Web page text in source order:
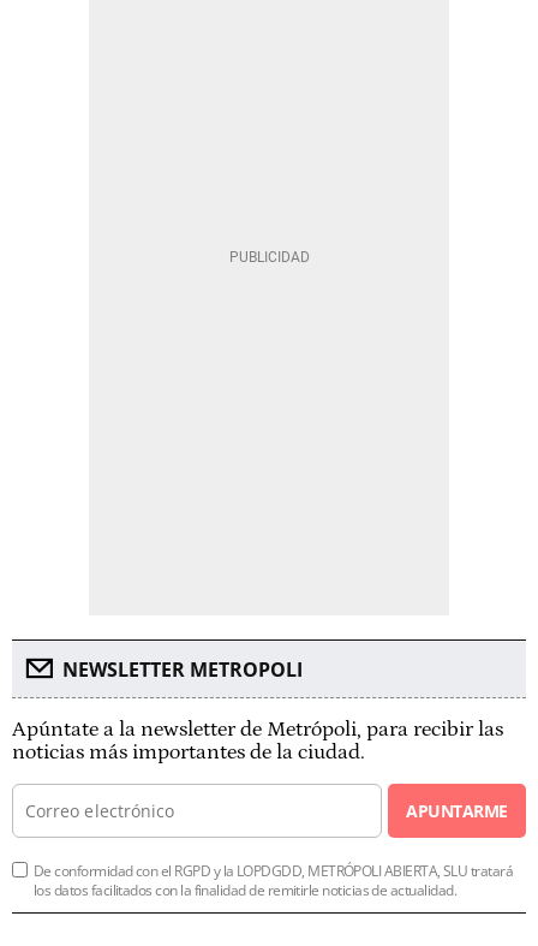
NEWSLETTER METROPOLI
Apúntate a la newsletter de Metrópoli, para recibir las
noticias más importantes de la ciudad.
APUNTARME
De conformidad con el RGPD y la LOPDGDD, METRÓPOLI ABIERTA, SLU tratará
los datos facilitados con la finalidad de remitirle noticias de actualidad.